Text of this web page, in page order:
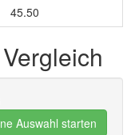
45.50
Auswahl starten